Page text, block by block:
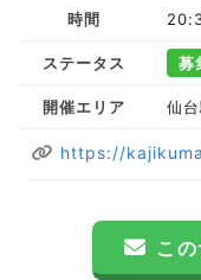
時間
ステータス 募
開催エリア 仙
https://
こ